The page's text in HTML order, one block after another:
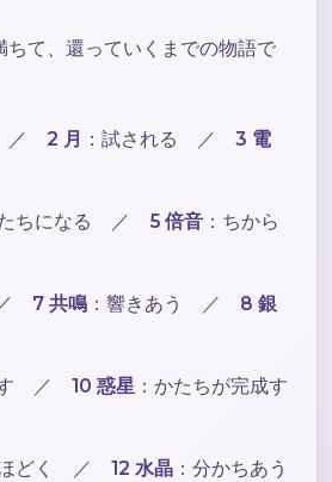
ちて、還っていくまでの物語で
／ 2 月 ：試される ／ 3 電
たちになる ／ 5 倍音 ：ちから
7 共鳴 ：響きあう ／ 8 銀
す ／ 10 惑星 ：かたちが完成す
どく ／ 12 水晶 ：分かちあう